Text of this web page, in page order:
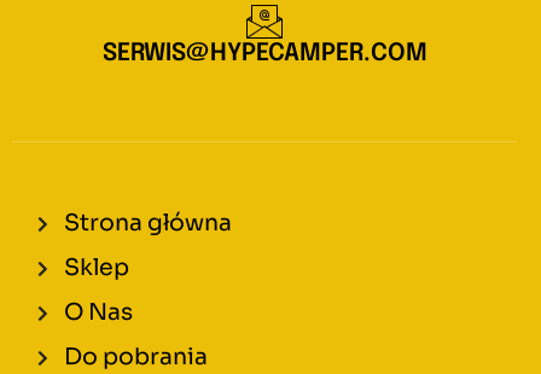
SERWIS@HYPECAMPER.COM
Strona główna
Sklep
O Nas
Do pobrania